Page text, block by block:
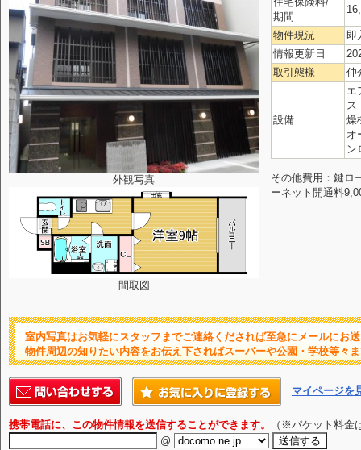
外観写真
間取図
期間
物件現況
即
情報更新日
取引態様
仲
設備
エ
ス
燥
オ
ン
その他費用：鍵ロ
ーネット開通料
室内写真はお気軽にスタッフまでご連絡くだされば至急にメールにお
物件周辺の知りたい内容をお伝え下さればスーパーや公園・学校等々
マイページを
携帯電話に、この物件情報を送信することができます。
（※パケット料金
@